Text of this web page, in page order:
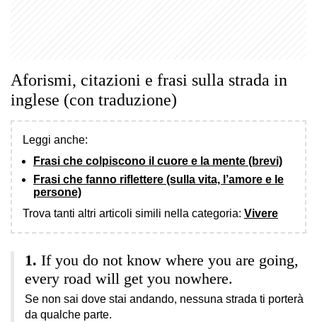
Aforismi, citazioni e frasi sulla strada in
inglese (con traduzione)
Leggi anche:
Frasi che colpiscono il cuore e la mente (brevi)
Frasi che fanno riflettere (sulla vita, l’amore e le
persone)
Trova tanti altri articoli simili nella categoria: Vivere
If you do not know where you are going,
every road will get you nowhere.
Se non sai dove stai andando, nessuna strada ti porterà
da qualche parte.